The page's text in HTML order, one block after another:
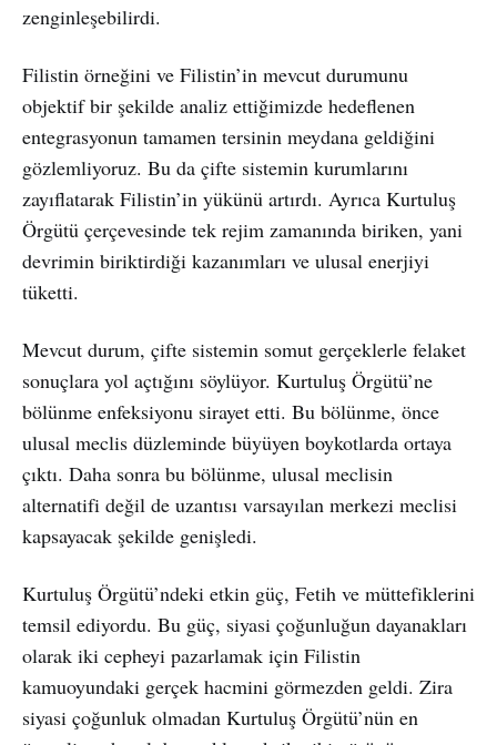
zenginleşebilirdi.
Filistin örneğini ve Filistin’in mevcut durumunu
objektif bir şekilde analiz ettiğimizde hedeflenen
entegrasyonun tamamen tersinin meydana geldiğini
gözlemliyoruz. Bu da çifte sistemin kurumlarını
zayıflatarak Filistin’in yükünü artırdı. Ayrıca Kurtuluş
Örgütü çerçevesinde tek rejim zamanında biriken, yani
devrimin biriktirdiği kazanımları ve ulusal enerjiyi
tüketti.
Mevcut durum, çifte sistemin somut gerçeklerle felaket
sonuçlara yol açtığını söylüyor. Kurtuluş Örgütü’ne
bölünme enfeksiyonu sirayet etti. Bu bölünme, önce
ulusal meclis düzleminde büyüyen boykotlarda ortaya
çıktı. Daha sonra bu bölünme, ulusal meclisin
alternatifi değil de uzantısı varsayılan merkezi meclisi
kapsayacak şekilde genişledi.
Kurtuluş Örgütü’ndeki etkin güç, Fetih ve müttefiklerini
temsil ediyordu. Bu güç, siyasi çoğunluğun dayanakları
olarak iki cepheyi pazarlamak için Filistin
kamuoyundaki gerçek hacmini görmezden geldi. Zira
siyasi çoğunluk olmadan Kurtuluş Örgütü’nün en